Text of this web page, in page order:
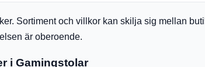
Sortiment och villkor kan skilja sig mellan
är oberoende.
i Gamingstolar